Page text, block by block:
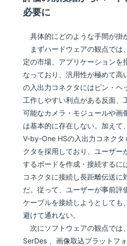
必要に
具体的にどのような手間が掛
まずハードウェアの観点では
定の市場、アプリケーションを
なっており、汎用性が極めて高
の入出力コネクタにはピン・ヘ
工作しやすい利点がある反面、
可能なカメラ・モジュールや画
は基本的に存在しない。加えて
V-by-One HSの入出力コネクタ
クタを採用しており、ユーザー
するボードを作成・接続するに
コネクタに接続し長距離伝送に
だ。従って、ユーザーが事前評
ケーブルを接続しようとしても
避けて通れない。
次にソフトウェアの観点では
SerDes 、画像取込プラットフ